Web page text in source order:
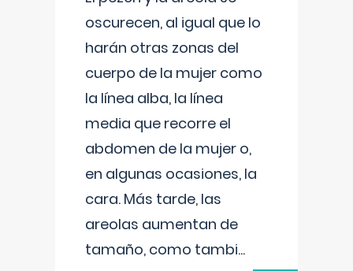
oscurecen, al igual que lo
harán otras zonas del
cuerpo de la mujer como
la línea alba, la línea
media que recorre el
abdomen de la mujer o,
en algunas ocasiones, la
cara. Más tarde, las
areolas aumentan de
tamaño, como tambi...